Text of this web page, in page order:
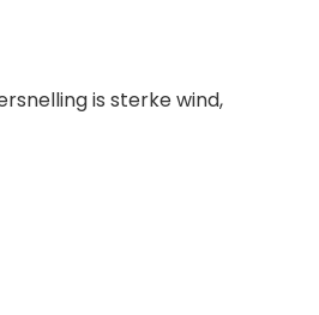
is sterke wind,